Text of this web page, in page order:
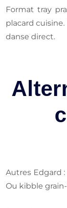
Format tray
placard
danse direct.
Autres Edgard
Ou kibble